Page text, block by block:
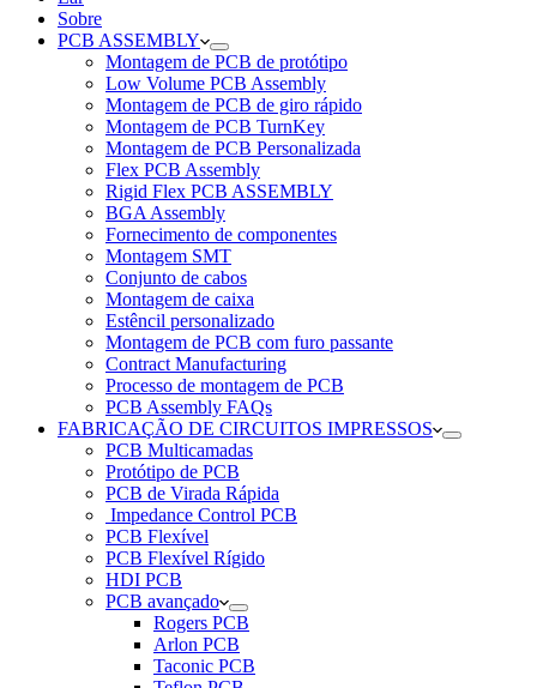
Sobre
PCB ASSEMBLY
Montagem de PCB de protótipo
Low Volume PCB Assembly
Montagem de PCB de giro rápido
Montagem de PCB TurnKey
Montagem de PCB Personalizada
Flex PCB Assembly
Rigid Flex PCB ASSEMBLY
BGA Assembly
Fornecimento de componentes
Montagem SMT
Conjunto de cabos
Montagem de caixa
Estêncil personalizado
Montagem de PCB com furo passante
Contract Manufacturing
Processo de montagem de PCB
PCB Assembly FAQs
FABRICAÇÃO DE CIRCUITOS IMPRESSOS
PCB Multicamadas
Protótipo de PCB
PCB de Virada Rápida
Impedance Control PCB
PCB Flexível
PCB Flexível Rígido
HDI PCB
PCB avançado
Rogers PCB
Arlon PCB
Taconic PCB